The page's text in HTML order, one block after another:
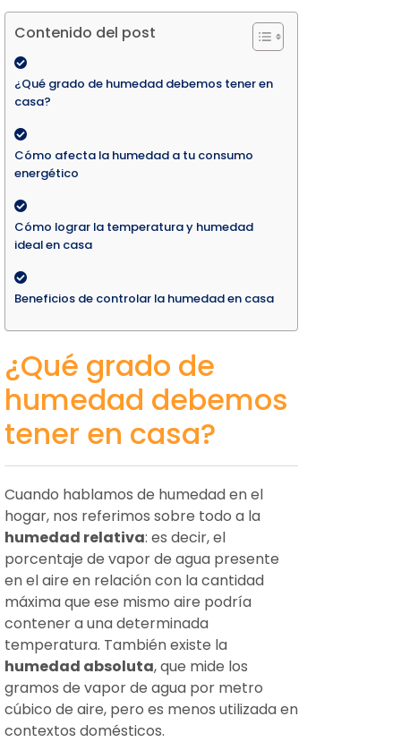
Contenido del post
¿Qué grado de humedad debemos tener en
casa?
Cómo afecta la humedad a tu consumo
energético
Cómo lograr la temperatura y humedad
ideal en casa
Beneficios de controlar la humedad en casa
¿Qué grado de
humedad debemos
tener en casa?
Cuando hablamos de humedad en el
hogar, nos referimos sobre todo a la
humedad relativa: es decir, el
porcentaje de vapor de agua presente
en el aire en relación con la cantidad
máxima que ese mismo aire podría
contener a una determinada
temperatura. También existe la
humedad absoluta, que mide los
gramos de vapor de agua por metro
cúbico de aire, pero es menos utilizada en
contextos domésticos.